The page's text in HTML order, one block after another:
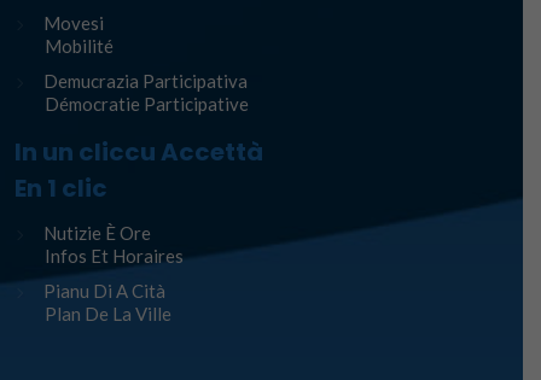
Movesi
Mobilité
Demucrazia Participativa
Démocratie Participative
In un cliccu Accettà
En 1 clic
Nutizie È Ore
Infos Et Horaires
Pianu Di A Cità
Plan De La Ville